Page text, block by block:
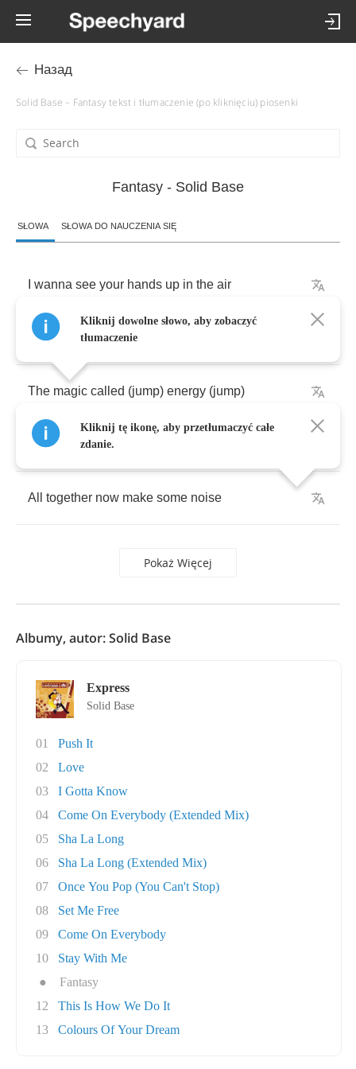
Назад
Solid Base – Fantasy tekst i tłumaczenie (po kliknięciu) piosenki
Fantasy - Solid Base
SŁOWA SŁOWA DO NAUCZENIA SIĘ
wanna see your hands up in the air
From dusk to dawn
The magic called (jump) energy (jump)
The magic called
All together now make some noise
Pokaż Więcej
Kliknij dowolne słowo, aby zobaczyć
tłumaczenie
Kliknij tę ikonę, aby przetłumaczyć całe
zdanie.
Albumy, autor: Solid Base
Express
Solid Base
01
Push It
02
Love
03
I Gotta Know
04
Come On Everybody (Extended Mix)
05
Sha La Long
06
Sha La Long (Extended Mix)
07
Once You Pop (You Can't Stop)
08
Set Me Free
09
Come On Everybody
10
Stay With Me
●
Fantasy
12
This Is How We Do It
13
Colours Of Your Dream